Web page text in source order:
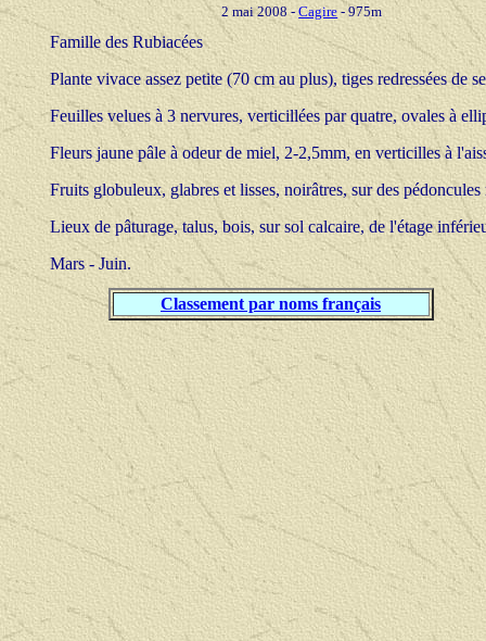
2 mai 2008 -Cagire - 975m
Famille des Rubiacées
Plante vivace assez petite (70 cm au plus), tiges redressées de
Feuilles velues à 3 nervures, verticillées par quatre, ovales à
Fleurs jaune pâle à odeur de miel, 2-2,5mm, en verticilles à
Fruits globuleux, glabres et lisses, noirâtres, sur des
Lieux de pâturage, talus, bois, sur sol calcaire, de l'étage
Mars - Juin.
Classement par noms français